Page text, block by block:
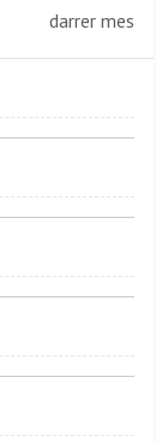
darrer mes